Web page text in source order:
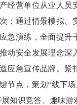
经营单位从业人员
；通过情景模拟、
急演练，全面提升
动安全发展理念深
应急宣传品牌。紧
节点，策划“线下
知识竞答、趣味游